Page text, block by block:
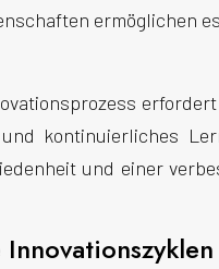
ermöglichen
kontinuierliches
und einer